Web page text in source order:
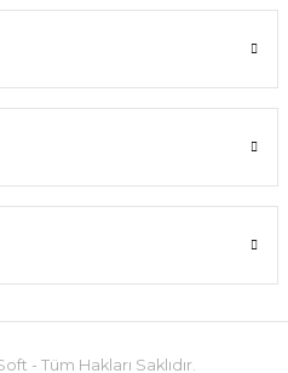
- Tüm Hakları Saklıdır.